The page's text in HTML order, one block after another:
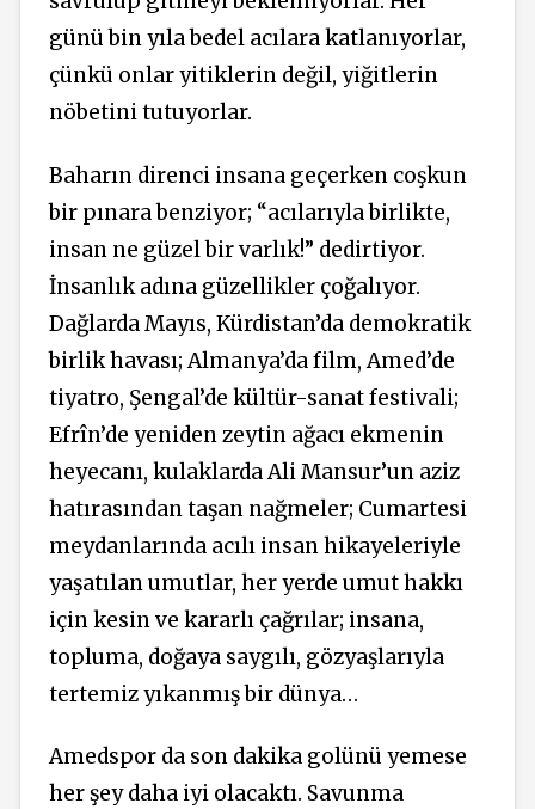
günü bin yıla bedel acılara katlanıyorlar,
çünkü onlar yitiklerin değil, yiğitlerin
nöbetini tutuyorlar.
Baharın direnci insana geçerken coşkun
bir pınara benziyor; “acılarıyla birlikte,
insan ne güzel bir varlık!” dedirtiyor.
İnsanlık adına güzellikler çoğalıyor.
Dağlarda Mayıs, Kürdistan’da demokratik
birlik havası; Almanya’da film, Amed’de
tiyatro, Şengal’de kültür-sanat festivali;
Efrîn’de yeniden zeytin ağacı ekmenin
heyecanı, kulaklarda Ali Mansur’un aziz
hatırasından taşan nağmeler; Cumartesi
meydanlarında acılı insan hikayeleriyle
yaşatılan umutlar, her yerde umut hakkı
için kesin ve kararlı çağrılar; insana,
topluma, doğaya saygılı, gözyaşlarıyla
tertemiz yıkanmış bir dünya…
Amedspor da son dakika golünü yemese
her şey daha iyi olacaktı. Savunma